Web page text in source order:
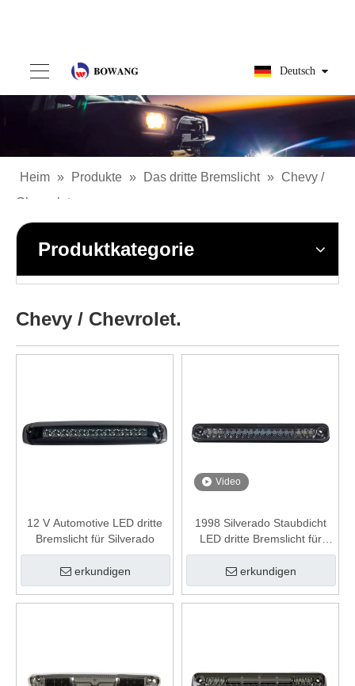
Deutsch
Heim » Produkte » Das dritte Bremslicht » Chevy /
Chevrolet.
Produktkategorie
Chevy / Chevrolet.
12 V Automotive LED dritte
Bremslicht für Silverado
erkundigen
Video
1998 Silverado Staubdicht
LED dritte Bremslicht für
LKW
erkundigen